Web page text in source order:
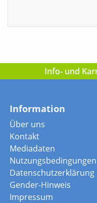
Info- und
Information
Über uns
Kontakt
Mediadaten
Nutzungsbedingungen
Datenschutzerklärung
Gender-Hinweis
Impressum